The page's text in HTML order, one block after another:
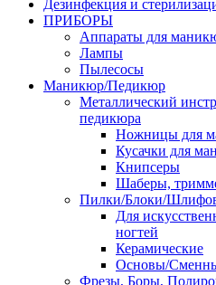
Дезинфекция и
ПРИБОРЫ
Аппараты для
Лампы
Пылесосы
Маникюр/Педикюр
Металлический
педикюра
Ножницы для
Кусачки для
Книпсеры
Шаберы,
Пилки/Блоки/
Для
ногтей
Керамические
Основы/
Фрезы, Боры,